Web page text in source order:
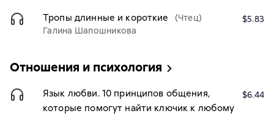
Тропы длинные и короткие
(Чтец)
Галина Шапошникова
$5.83
Отношения и психология
Язык любви. 10 принципов общения,
которые помогут найти ключик к любому
$6.44